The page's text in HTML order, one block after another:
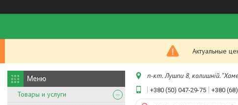
Актуальные
Товары и услуги
п-кт. Лушпи 8, колишній.
+380 (50) 047-29-75 +380